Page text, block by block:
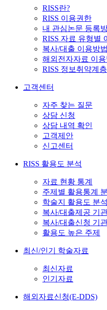
RISS란?
RISS 이용권한
내 관심논문 등록
RISS 자료 유형별
복사/대출 이용방법
해외전자자료 이용
RISS 정보취약계
고객센터
자주 찾는 질문
상담 신청
상담 내역 확인
고객제안
신고센터
RISS 활용도 분석
자료 현황 통계
주제별 활용통계
학술지 활용도 분석
복사/대출제공 기
복사/대출신청 기
활용도 높은 주제
최신/인기 학술자료
최신자료
인기자료
해외자료신청(E-DDS)